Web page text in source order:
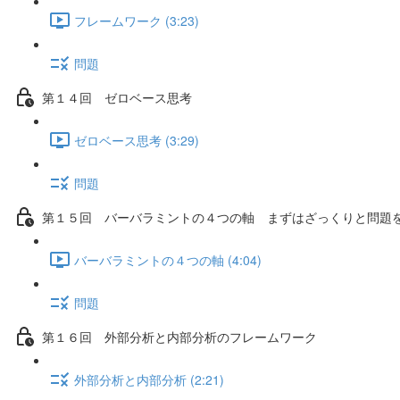
フレームワーク (3:23)
問題
第１４回 ゼロベース思考
ゼロベース思考 (3:29)
問題
第１５回 バーバラミントの４つの軸 まずはざっくりと問題
バーバラミントの４つの軸 (4:04)
問題
第１６回 外部分析と内部分析のフレームワーク
外部分析と内部分析 (2:21)